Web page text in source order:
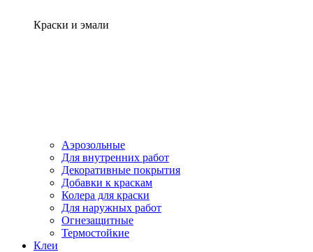
Краски и эмали
Аэрозольные
Для внутренних работ
Декоративные покрытия
Добавки к краскам
Колера для краски
Для наружных работ
Огнезащитные
Термостойкие
Клеи